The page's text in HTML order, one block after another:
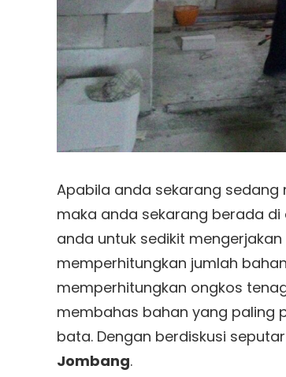
Apabila anda sekarang
maka anda sekarang berada
anda untuk sedikit
memperhitungkan jumlah
memperhitungkan ongkos
membahas bahan yang paling
bata. Dengan berdiskusi
Jombang.